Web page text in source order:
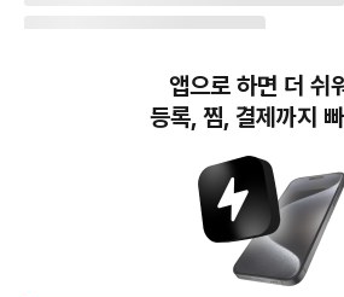
번개장터(주) 사업자정보, 이용약관 및 기타 법적고지
번개장터㈜는 통신판매중개자이며, 통신판매의 당사자가 아닙니
소비자보호에 관한 법률 등 관련 법령 및 번개장터㈜의 약관에 따
개별 판매자에게 귀속하고, 번개장터㈜는 원칙적으로 회원간 거래
앱으로 하면 더 쉬
등록, 찜, 결제까지